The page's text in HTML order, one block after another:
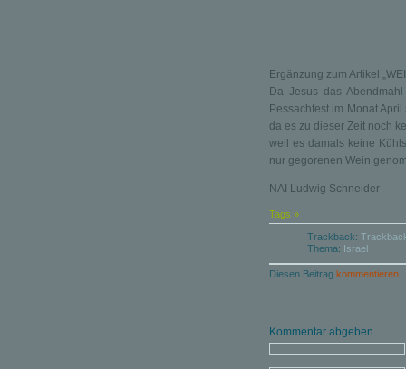
Ergänzung zum Artikel
Da Jesus das
Pessachfest im Monat
da es zu dieser Zeit noch
weil es damals keine
nur gegorenen Wein
NAI Ludwig Schneider
Tags »
Trackback:
Thema: Israel
Diesen Beitrag kommentieren.
Kommentar abgeben